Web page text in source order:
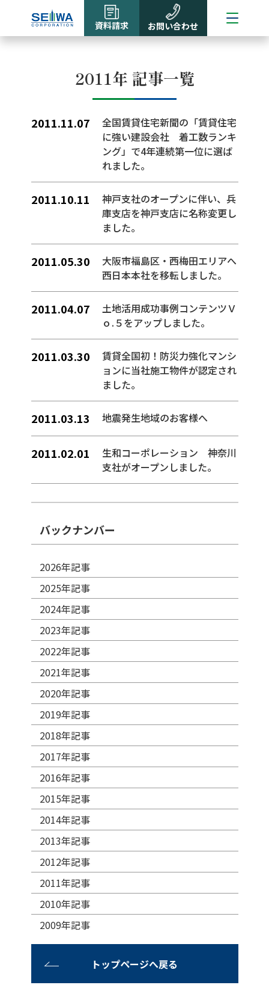
資料請求 お問い合わせ
2011年 記事一覧
2011.11.07
全国賃貸住宅新聞の「賃貸住宅
に強い建設会社 着工数ランキ
ング」で4年連続第一位に選ば
れました。
2011.10.11
神戸支社のオープンに伴い、兵
庫支店を神戸支店に名称変更し
ました。
2011.05.30
大阪市福島区・西梅田エリアへ
西日本本社を移転しました。
2011.04.07
土地活用成功事例コンテンツＶ
ｏ.５をアップしました。
2011.03.30
賃貸全国初！防災力強化マンシ
ョンに当社施工物件が認定され
ました。
2011.03.13 地震発生地域のお客様へ
2011.02.01
生和コーポレーション 神奈川
支社がオープンしました。
バックナンバー
2026年記事
2025年記事
2024年記事
2023年記事
2022年記事
2021年記事
2020年記事
2019年記事
2018年記事
2017年記事
2016年記事
2015年記事
2014年記事
2013年記事
2012年記事
2011年記事
2010年記事
2009年記事
トップページへ戻る